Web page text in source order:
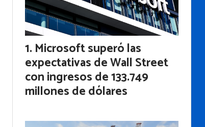
Microsoft superó las
expectativas de Wall Street
con ingresos de 133.749
millones de dólares